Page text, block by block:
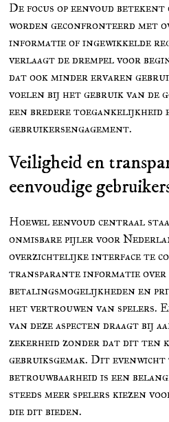
De focus op eenvoud
worden geconfronteerd met
informatie of ingewikkelde
verlaagt de drempel voor
dat ook minder ervaren
voelen bij het gebruik van de
een bredere toegankelijkheid
gebruikersengagement.
Veiligheid en
eenvoudige
Hoewel eenvoud centraal
onmisbare pijler voor
overzichtelijke interface te
transparante informatie
betalingsmogelijkheden en
het vertrouwen van spelers.
van deze aspecten draagt bij
zekerheid zonder dat dit ten
gebruiksgemak. Dit evenwicht
betrouwbaarheid is een
steeds meer spelers kiezen
die dit bieden.